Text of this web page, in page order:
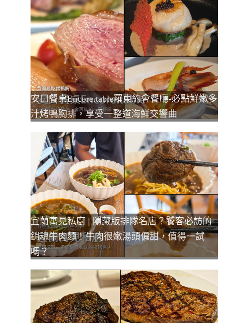
安口餐桌Encore.table羅東約會餐廳-必點鮮嫩多
汁烤鴨胸排，享受一整道海鮮交響曲
宜蘭寓見私廚 | 隱藏版排隊名店？饕客必訪的
銷魂牛肉麵！牛肉很嫩湯頭偏甜，值得一試
嗎？